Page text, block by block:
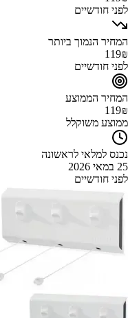
לפני חודשיים
המחיר הנמוך ביותר
119₪
לפני חודשיים
המחיר הממוצע
119₪
ממוצע משוקלל
נכנס למלאי לראשונה
25 במאי 2026
לפני חודשיים